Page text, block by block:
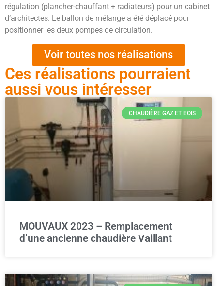
régulation (plancher-chauffant + radiateurs) pour un cabinet
d’architectes. Le ballon de mélange a été déplacé pour
positionner les deux pompes de circulation.
Voir toutes nos réalisations
Ces réalisations pourraient
aussi vous intéresser
CHAUDIÈRE GAZ ET BOIS
MOUVAUX 2023 – Remplacement
d’une ancienne chaudière Vaillant